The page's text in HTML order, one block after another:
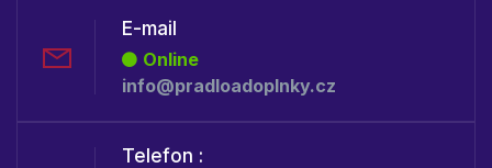
E-mail
Online
info@pradloadoplnky.cz
Telefon :